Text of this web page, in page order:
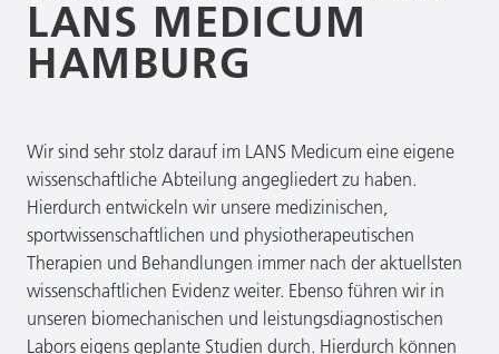
LANS MEDICUM
HAMBURG
Wir sind sehr stolz darauf im LANS Medicum eine eigene
wissenschaftliche Abteilung angegliedert zu haben.
Hierdurch entwickeln wir unsere medizinischen,
sportwissenschaftlichen und physiotherapeutischen
Therapien und Behandlungen immer nach der aktuellsten
wissenschaftlichen Evidenz weiter. Ebenso führen wir in
unseren biomechanischen und leistungsdiagnostischen
Labors eigens geplante Studien durch. Hierdurch können